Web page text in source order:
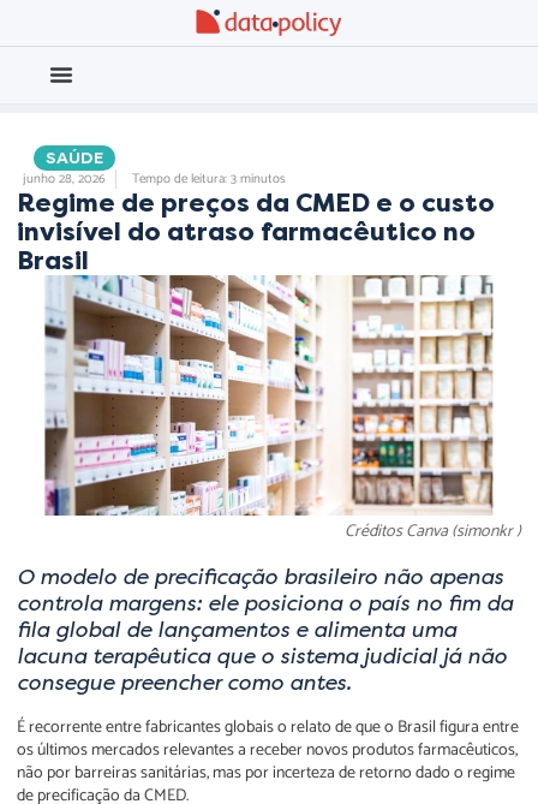
SAÚDE
junho 28, 2026 Tempo de leitura: 3 minutos
Regime de preços da CMED e o custo
invisível do atraso farmacêutico no
Brasil
Créditos Canva (simonkr )
O modelo de precificação brasileiro não apenas
controla margens: ele posiciona o país no fim da
fila global de lançamentos e alimenta uma
lacuna terapêutica que o sistema judicial já não
consegue preencher como antes.
É recorrente entre fabricantes globais o relato de que o Brasil figura entre
os últimos mercados relevantes a receber novos produtos farmacêuticos,
não por barreiras sanitárias, mas por incerteza de retorno dado o regime
de precificação da CMED.